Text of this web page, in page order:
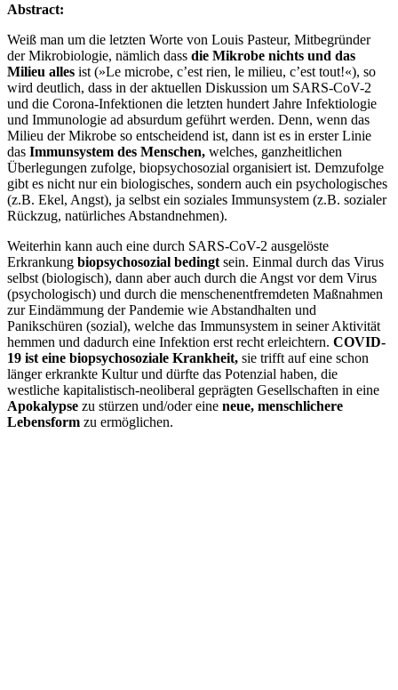
Abstract:
Weiß man um die letzten Worte von Louis Pasteur, Mitbegründer
der Mikrobiologie, nämlich dass die Mikrobe nichts und das
Milieu alles ist (»Le microbe, c’est rien, le milieu, c’est tout!«), so
wird deutlich, dass in der aktuellen Diskussion um SARS-CoV-2
und die Corona-Infektionen die letzten hundert Jahre Infektiologie
und Immunologie ad absurdum geführt werden. Denn, wenn das
Milieu der Mikrobe so entscheidend ist, dann ist es in erster Linie
das Immunsystem des Menschen, welches, ganzheitlichen
Überlegungen zufolge, biopsychosozial organisiert ist. Demzufolge
gibt es nicht nur ein biologisches, sondern auch ein psychologisches
(z.B. Ekel, Angst), ja selbst ein soziales Immunsystem (z.B. sozialer
Rückzug, natürliches Abstandnehmen).
Weiterhin kann auch eine durch SARS-CoV-2 ausgelöste
Erkrankung biopsychosozial bedingt sein. Einmal durch das Virus
selbst (biologisch), dann aber auch durch die Angst vor dem Virus
(psychologisch) und durch die menschenentfremdeten Maßnahmen
zur Eindämmung der Pandemie wie Abstandhalten und
Panikschüren (sozial), welche das Immunsystem in seiner Aktivität
hemmen und dadurch eine Infektion erst recht erleichtern. COVID-
19 ist eine biopsychosoziale Krankheit, sie trifft auf eine schon
länger erkrankte Kultur und dürfte das Potenzial haben, die
westliche kapitalistisch-neoliberal geprägten Gesellschaften in eine
Apokalypse zu stürzen und/oder eine neue, menschlichere
Lebensform zu ermöglichen.